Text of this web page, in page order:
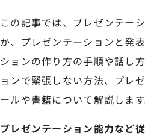
この記事では、プレゼンテー
か、プレゼンテーションと発
ションの作り方の手順や話し
ョンで緊張しない方法、プレ
ールや書籍について解説します
プレゼンテーション能力など